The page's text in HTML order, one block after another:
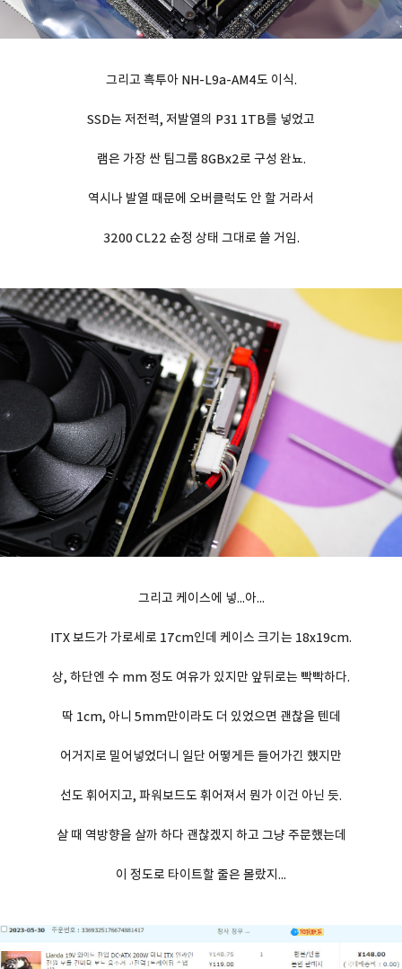
그리고 흑투아 NH-L9a-AM4도 이식.
SSD는 저전력, 저발열의 P31 1TB를 넣었고
램은 가장 싼 팀그룹 8GBx2로 구성 완뇨.
역시나 발열 때문에 오버클럭도 안 할 거라서
3200 CL22 순정 상태 그대로 쓸 거임.
그리고 케이스에 넣...아...
ITX 보드가 가로세로 17cm인데 케이스 크기는 18x19cm.
상, 하단엔 수 mm 정도 여유가 있지만 앞뒤로는 빡빡하다.
딱 1cm, 아니 5mm만이라도 더 있었으면 괜찮을 텐데
어거지로 밀어넣었더니 일단 어떻게든 들어가긴 했지만
선도 휘어지고, 파워보드도 휘어져서 뭔가 이건 아닌 듯.
살 때 역방향을 살까 하다 괜찮겠지 하고 그냥 주문했는데
이 정도로 타이트할 줄은 몰랐지...